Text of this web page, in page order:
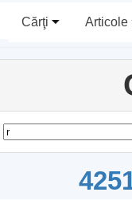
Cărţi Articole